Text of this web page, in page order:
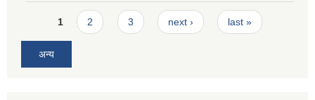
Pages
1 2 3 next › last »
अन्य